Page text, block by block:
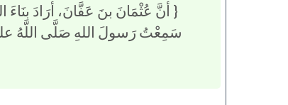
{ أنَّ عُثْمَانَ بنَ عَفَّانَ، أرَادَ
سَمِعْتُ رَسولَ اللهِ صَلَّى اللَّهُ